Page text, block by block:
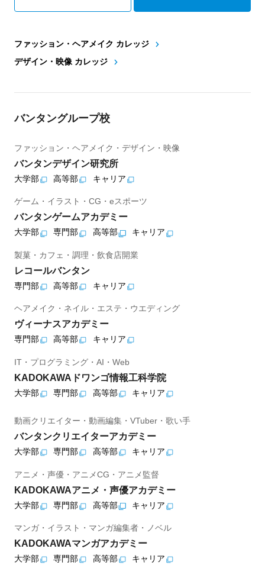
ファッション・ヘアメイク カレッジ
デザイン・映像 カレッジ
バンタングループ校
ファッション・ヘアメイク・デザイン・映像
バンタンデザイン研究所
大学部 高等部 キャリア
ゲーム・イラスト・CG・eスポーツ
バンタンゲームアカデミー
大学部 専門部 高等部 キャリア
製菓・カフェ・調理・飲食店開業
レコールバンタン
専門部 高等部 キャリア
ヘアメイク・ネイル・エステ・ウエディング
ヴィーナスアカデミー
専門部 高等部 キャリア
IT・プログラミング・AI・Web
KADOKAWAドワンゴ情報工科学院
大学部 専門部 高等部 キャリア
動画クリエイター・動画編集・VTuber・歌い手
バンタンクリエイターアカデミー
大学部 専門部 高等部 キャリア
アニメ・声優・アニメCG・アニメ監督
KADOKAWAアニメ・声優アカデミー
大学部 専門部 高等部 キャリア
マンガ・イラスト・マンガ編集者・ノベル
KADOKAWAマンガアカデミー
大学部 専門部 高等部 キャリア